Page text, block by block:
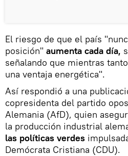
El riesgo de que el país
posición" aumenta cada día,
señalando que mientras
una ventaja energética".
Así respondió a una
copresidenta del partido
Alemania (AfD), quien
la producción industrial
las políticas verdes
Demócrata Cristiana (CDU).